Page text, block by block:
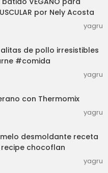
- 100 g
6 vasitos)-
- 100 g
por Nely Acosta
yagru
de pollo irresistibles
#comida
yagru
con Thermomix
yagru
desmoldante receta
chocoflan
yagru